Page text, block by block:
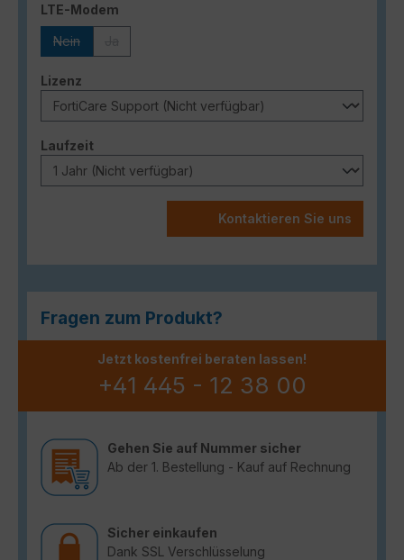
LTE-Modem
Nein
Lizenz
Laufzeitauswählen
Kontaktieren Sie uns
Fragen zum Produkt?
Jetzt kostenfrei beraten lassen!
+41 445 - 12 38 00
Gehen Sie auf Nummer sicher
Ab der 1. Bestellung - Kauf auf Rechnung
Sicher einkaufen
Dank SSL Verschlüsselung